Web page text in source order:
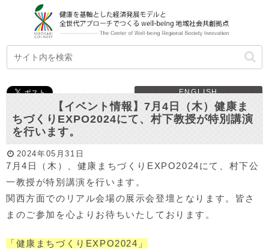
ENGLISH
【イベント情報】7月4日（木）健康ま
ちづくりEXPO2024にて、村下教授が特別講演
を行います。
2024年05月31日
7月4日（木）、健康まちづくりEXPO2024にて、村下公
一教授が特別講演を行います。
関西方面でのリアル会場の展示会登壇となります。皆さ
まのご参加を心よりお待ちいたしております。
「健康まちづくりEXPO2024」